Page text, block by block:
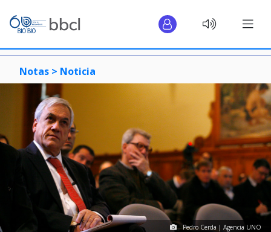
Notas > Noticia
Pedro Cerda | Agencia UNO